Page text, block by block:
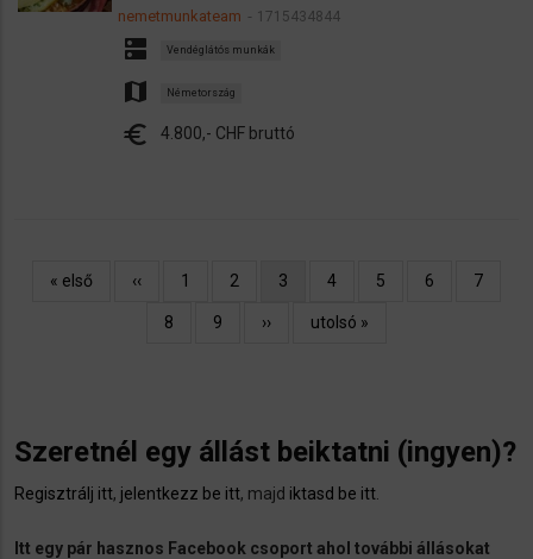
nemetmunkateam 1715434844
dns Vendéglátós munkák
map Németország
euro 4.800,- CHF bruttó
Oldalszámozás
Első
« első
Előző
‹‹ Oldal
1 Oldal
2
Jelenlegi
3 Oldal
4 Oldal
5 Oldal
6 Oldal
7
Oldal
8 Oldal
9
Következő
››
Utolsó
utolsó »
Szeretnél egy állást beiktatni (ingyen)?
Regisztrálj itt, jelentkezz be itt, majd iktasd be itt
Itt egy pár hasznos Facebook csoport ahol további állásokat